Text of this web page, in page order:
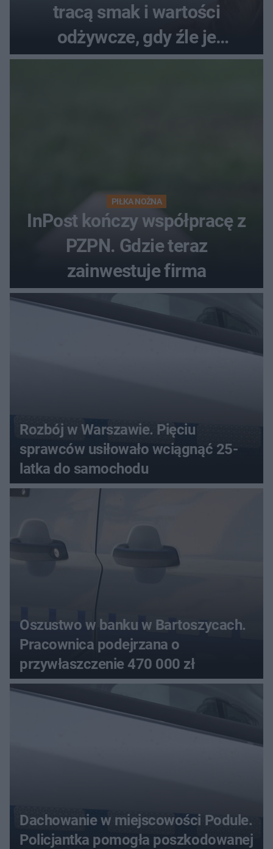
tracą smak i wartości
odżywcze, gdy źle je
przechowujesz. Uczestniczka
PIŁKA NOŻNA
InPost kończy współpracę z
PZPN. Gdzie teraz
zainwestuje firma
Rozbój w Warszawie. Pięciu
sprawców usiłowało wciągnąć 25-
latka do samochodu
Oszustwo w banku w Bartoszycach.
Pracownica podejrzana o
przywłaszczenie 470 000 zł
Dachowanie w miejscowości Podule.
Policjantka pomogła poszkodowanej